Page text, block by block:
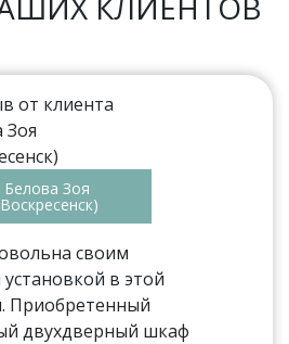
Белова Зоя
своим
в этой
Приобретенный
двухдверный шкаф